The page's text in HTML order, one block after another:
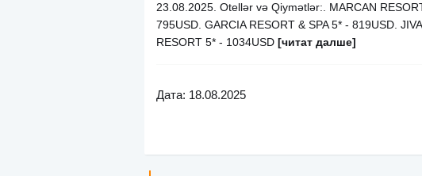
23.08.2025. Otellər və Qiymətlər:. MARCAN
795USD. GARCIA RESORT & SPA 5* - 819USD.
RESORT 5* - 1034USD [читат далше]
Дата: 18.08.2025